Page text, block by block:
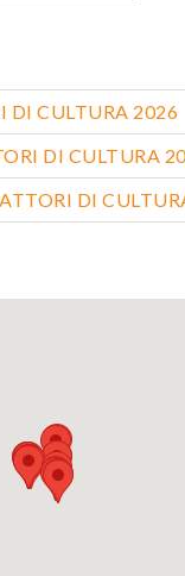
DI CULTURA 2026
DI CULTURA
DI